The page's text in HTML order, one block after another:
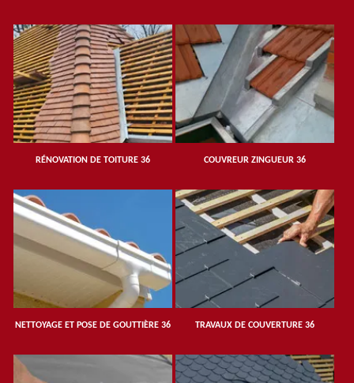
RÉNOVATION DE TOITURE 36 COUVREUR ZINGUEUR 36
NETTOYAGE ET POSE DE GOUTTIÈRE 36 TRAVAUX DE COUVERTURE 36